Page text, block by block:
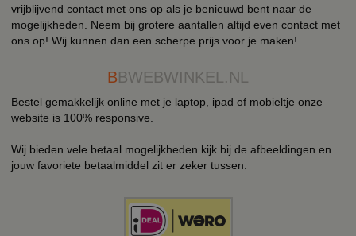
vrijblijvend contact met ons op als je benieuwd bent naar de
mogelijkheden. Neem bij grotere aantallen altijd even contact met
ons op! Wij kunnen dan een scherpe prijs voor je maken!
BBWEBWINKEL.NL
Bestel gemakkelijk online met je laptop, ipad of mobieltje onze
website is 100% responsive.
Wij bieden vele betaal mogelijkheden kijk bij de afbeeldingen en
jouw favoriete betaalmiddel zit er zeker tussen.